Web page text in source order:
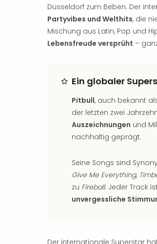
Düsseldorf zum Beben. Der
Partyvibes und Welthits, die
Mischung aus Latin, Pop und
Lebensfreude versprüht –
Ein globaler
Pitbull, auch bekannt
der letzten zwei
Auszeichnungen und
nachhaltig geprägt.
Seine Songs sind
Give Me Everything,
zu Fireball. Jeder Track
unvergessliche
Der internationale Superstar